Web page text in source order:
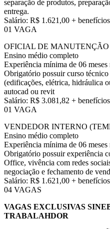
separação de produtos,
entrega.
Salário: R$ 1.621,00 + benefícios
01 VAGA
OFICIAL DE
Ensino médio completo
Experiência mínima de 06 meses
Obrigatório possuir curso
(edificações, elétrica, hidráulica
autocad ou revit
Salário: R$ 3.081,82 + benefícios
01 VAGA
VENDEDOR INTERNO
Ensino médio completo
Experiência mínima de 06 meses
Obrigatório possuir experiência
Office, vivência com redes
negociação e fechamento de
Salário: R$ 1.621,00 + benefícios
04 VAGAS
VAGAS EXCLUSIVAS
TRABALAHDOR